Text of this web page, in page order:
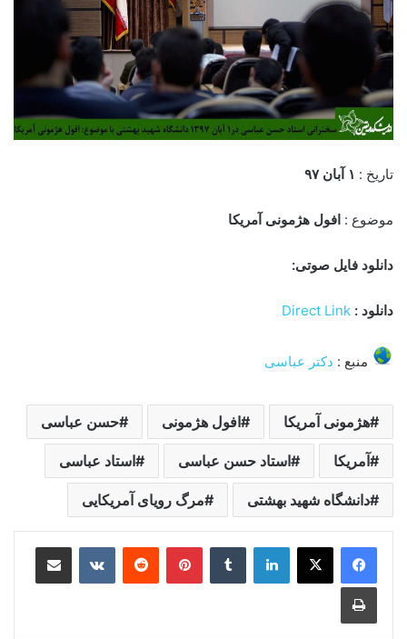
تاریخ :
موضوع : افول هژمونی آمریکا
دانلود فایل صوتی:
دانلود : Direct Link
منبع : دکتر عباسی
هژمونی آمریکا افول هژمونی حسن عباسی
آمریکا استاد حسن عباسی استاد عباسی
دانشگاه شهید بهشتی مرگ رویای آمریکایی
لینکدین ‫تامبلر ‫پین‌ترست‫رددیت ‫VKontakteاشتراک گذاری از طریق ایمیل
چاپ